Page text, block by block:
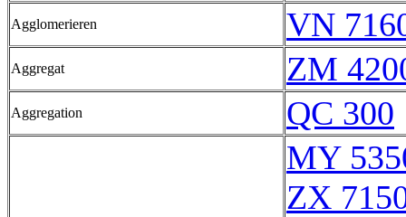
Agglomerieren VN
Aggregat ZM
Aggregation QC 300
MY
ZX